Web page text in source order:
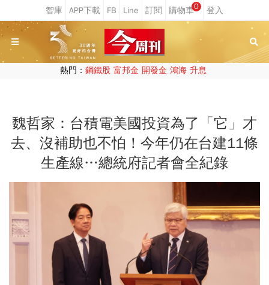
0
熱門： 鋼鐵股 富邦金 開發金 鴻海 升息
魏哲家：台積電美國投資為了「它」才
去、沒補助也不怕！今年仍在台建11條
生產線…總統府記者會全紀錄